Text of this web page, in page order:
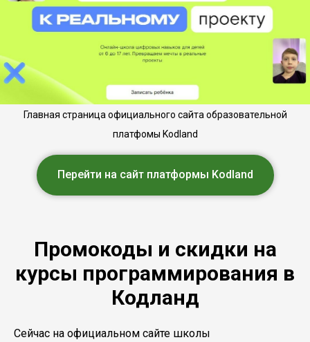
Главная страница официального сайта образовательной
платфомы Kodland
Перейти на сайт платформы Kodland
Промокоды и скидки на
курсы программирования в
Кодланд
Сейчас на официальном сайте школы